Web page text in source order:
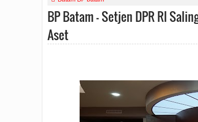
BP Batam - Setjen DPR RI
Aset